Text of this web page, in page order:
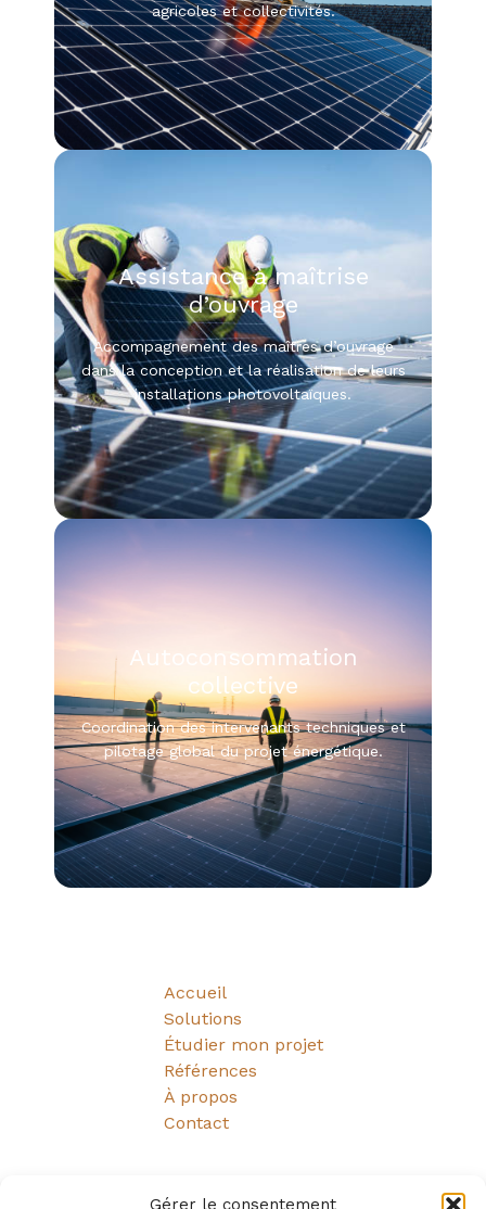
Gérer le consentement
agricoles et collectivités.
Assistance à maîtrise
d’ouvrage
Accompagnement des maîtres d’ouvrage
dans la conception et la réalisation de leurs
installations photovoltaïques.
Autoconsommation
collective
Coordination des intervenants techniques et
pilotage global du projet énergétique.
Accueil
Solutions
Étudier mon projet
Références
À propos
Contact